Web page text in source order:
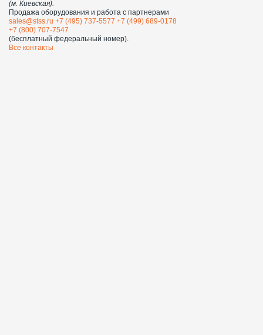
(м. Киевская).
Продажа оборудования и работа с партнерами
sales@stss.ru +7 (495) 737-5577 +7 (499) 689-0178
+7 (800) 707-7547
(бесплатный федеральный номер).
Все контакты